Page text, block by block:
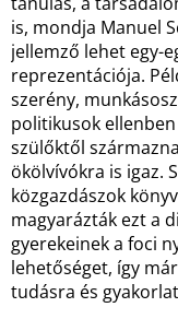
is, mondja Manuel
jellemző lehet egy-
reprezentációja.
szerény,
politikusok
szülőktől
ökölvívókra is igaz.
közgazdászok
magyarázták ezt a
gyerekeinek a foci
lehetőséget, így
tudásra és